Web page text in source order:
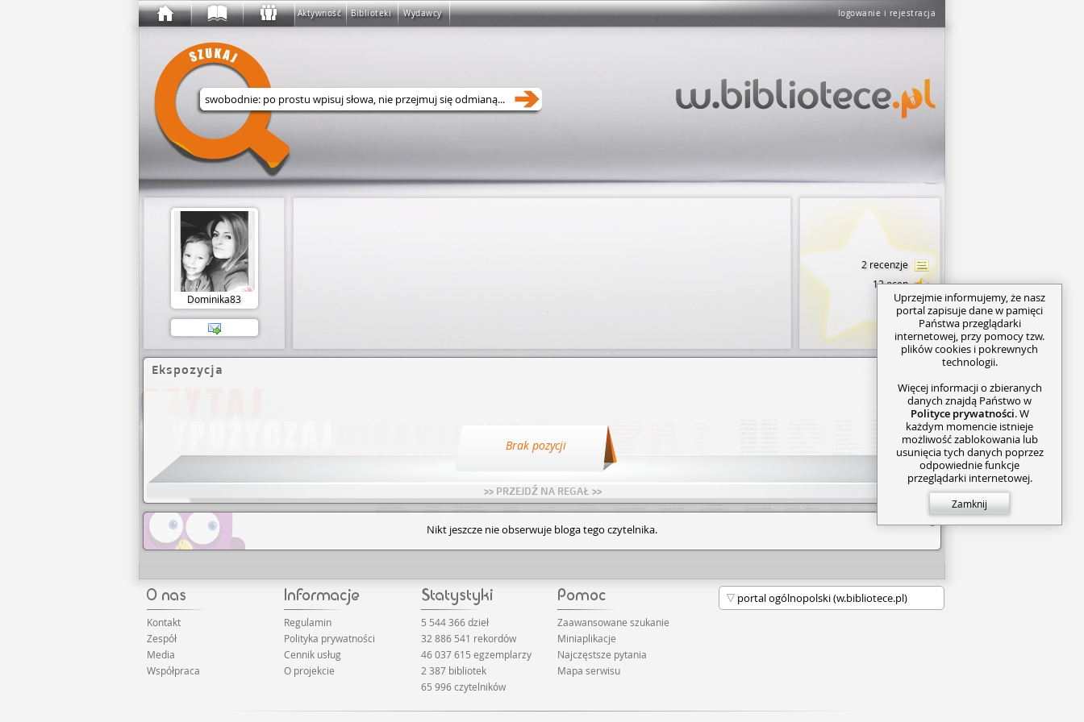
logowanie i rejestracja
Aktywność Biblioteki Wydawcy
Wyszukaj w serwisie
Dominika83
2 recenzje
12 ocen
Ekspozycja
Brak pozycji
>> PRZEJDŹ NA REGAŁ >>
Nikt jeszcze nie obserwuje bloga tego czytelnika.
Kontakt
Zespół
Media
Współpraca
Regulamin
Polityka prywatności
Cennik usług
O projekcie
5 544 366 dzieł
32 886 541 rekordów
46 037 615 egzemplarzy
2 387 bibliotek
65 996 czytelników
Zaawansowane szukanie
Miniaplikacje
Najczęstsze pytania
Mapa serwisu
Uprzejmie informujemy, że nasz
portal zapisuje dane w pamięci
Państwa przeglądarki
internetowej, przy pomocy tzw.
plików cookies i pokrewnych
technologii.
Więcej informacji o zbieranych
danych znajdą Państwo w
Polityce prywatności. W
każdym momencie istnieje
możliwość zablokowania lub
usunięcia tych danych poprzez
odpowiednie funkcje
przeglądarki internetowej.
Zamknij